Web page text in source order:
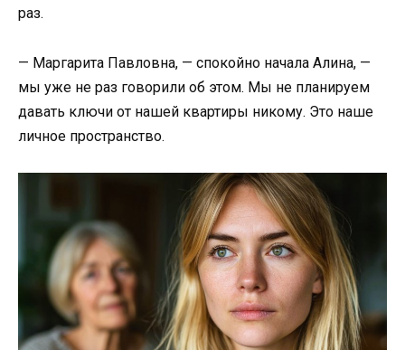
раз.
— Маргарита Павловна, — спокойно начала Алина, —
мы уже не раз говорили об этом. Мы не планируем
давать ключи от нашей квартиры никому. Это наше
личное пространство.